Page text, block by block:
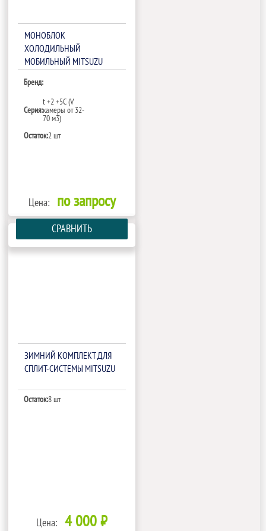
МОНОБЛОК
ХОЛОДИЛЬНЫЙ
МОБИЛЬНЫЙ MITSUZU
Бренд:
Серия:
t +2 +5С (V
камеры от 32-
70 м3)
Остаток:2 шт
Цена: по запросу
СРАВНИТЬ
ЗИМНИЙ КОМПЛЕКТ ДЛЯ
СПЛИТ-СИСТЕМЫ MITSUZU
Остаток:8 шт
Цена: 4 000 ₽